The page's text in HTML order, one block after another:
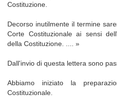
Costituzione.
Decorso inutilmente il termine
Corte Costituzionale ai sensi
della Costituzione. .... »
Dall'invio di questa lettera sono
Abbiamo iniziato la
Costituzionale.